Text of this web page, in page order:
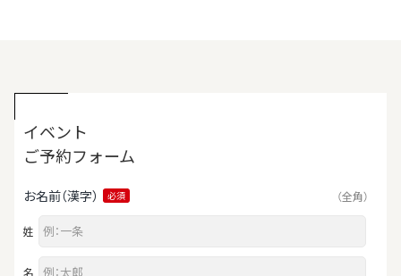
イベント
ご予約フォーム
お名前（漢字） 必須 （全角）
姓
名